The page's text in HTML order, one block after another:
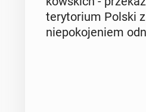
te­ry­to­rium Polski
nie­po­ko­je­niem